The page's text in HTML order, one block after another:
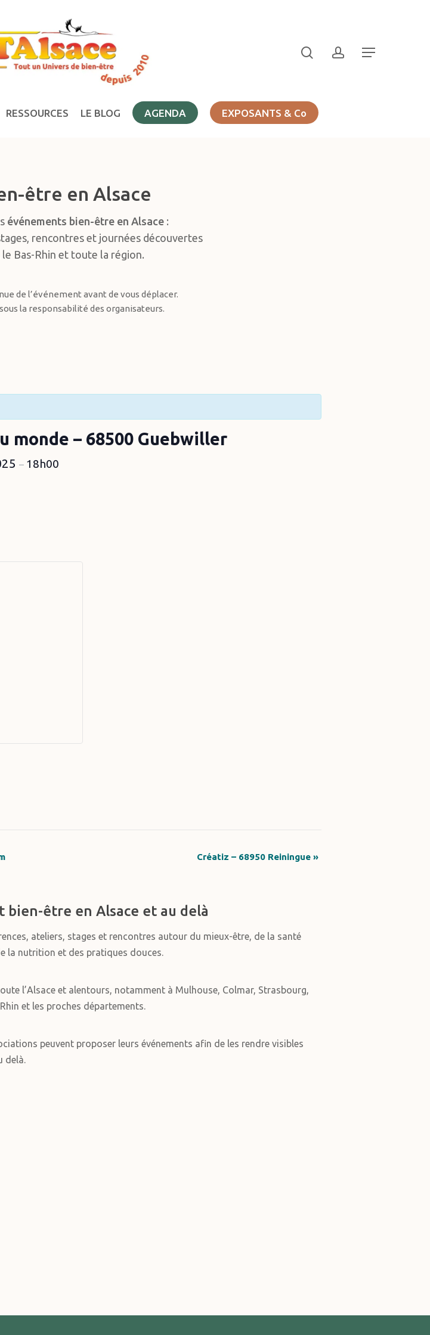
Menu
RESSOURCES LE BLOG AGENDA EXPOSANTS & Co
être en Alsace
événements bien-être en Alsace :
rencontres et journées découvertes
le Bas-Rhin et toute la région.
de l’événement avant de vous déplacer.
la responsabilité des organisateurs.
– 68500 Guebwiller
– 18h00
Créatiz – 68950 Reiningue »
bien-être en Alsace et au delà
ateliers, stages et rencontres autour du mieux-être, de la santé
la nutrition et des pratiques douces.
l’Alsace et alentours, notamment à Mulhouse, Colmar, Strasbourg,
et les proches départements.
peuvent proposer leurs événements afin de les rendre visibles
delà.